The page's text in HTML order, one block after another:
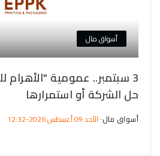
أسواق مال
3 سبتمبر.. عمومية
حل الشركة أو استمرارها
أسواق مال- الأحد 09 أغسطس 2026-12:32